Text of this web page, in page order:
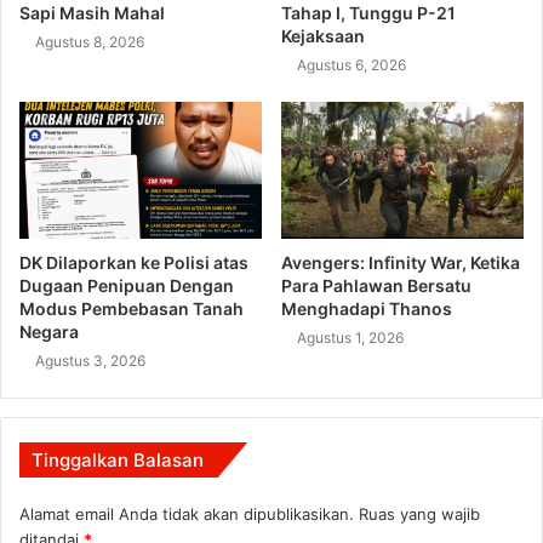
Sapi Masih Mahal
Agustus 8, 2026
Tahap I, Tunggu P-21
Kejaksaan
Agustus 6, 2026
DK Dilaporkan ke Polisi atas
Dugaan Penipuan Dengan
Modus Pembebasan Tanah
Negara
Agustus 3, 2026
Avengers: Infinity War, Ketika
Para Pahlawan Bersatu
Menghadapi Thanos
Agustus 1, 2026
Tinggalkan Balasan
Alamat email Anda tidak akan dipublikasikan. Ruas yang wajib